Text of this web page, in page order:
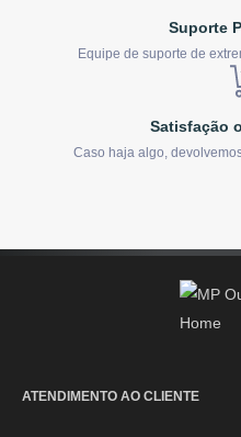
Suporte
Equipe de suporte de
Satisfação
Caso haja algo,
ATENDIMENTO AO CLIENTE